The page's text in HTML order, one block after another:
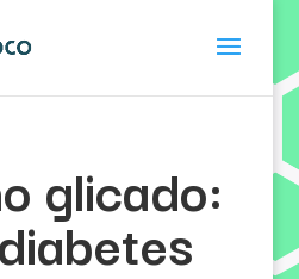
glicado: